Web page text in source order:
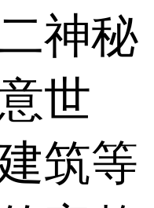
神秘
世
筑等